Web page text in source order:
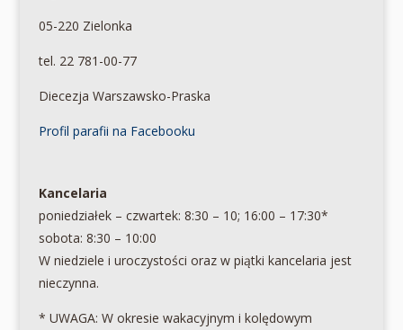
05-220 Zielonka
tel. 22 781-00-77
Diecezja Warszawsko-Praska
Profil parafii na Facebooku
Kancelaria
poniedziałek – czwartek: 8:30 – 10; 16:00 – 17:30*
sobota: 8:30 – 10:00
W niedziele i uroczystości oraz w piątki kancelaria jest
nieczynna.
* UWAGA: W okresie wakacyjnym i kolędowym